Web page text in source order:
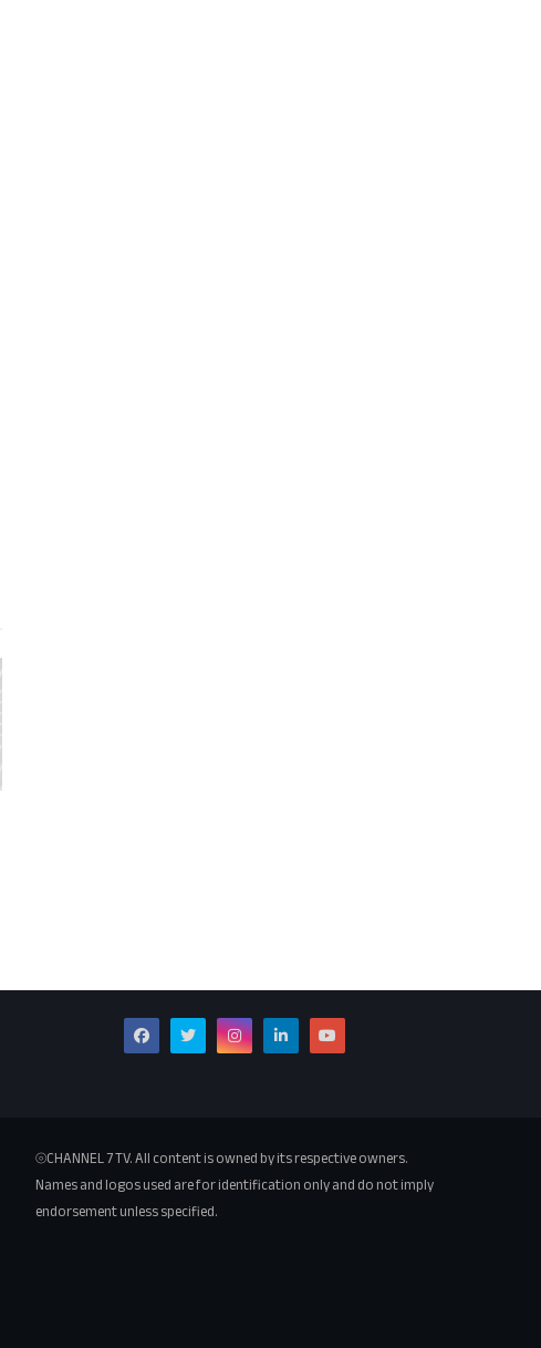
⦾CHANNEL 7 TV. All content is owned by its respective owners.
Names and logos used are for identification only and do not imply
endorsement unless specified.